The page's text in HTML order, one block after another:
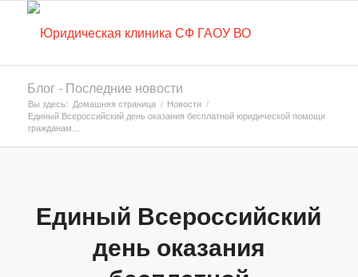
Блог - Последние новости
Вы здесь: Домашняя страница / Новости /
Единый Всероссийский день оказания бесплатной юридической помощи
гражданам...
Единый Всероссийский
день оказания